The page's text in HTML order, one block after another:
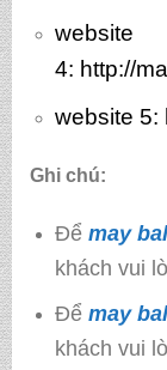
website
4: http://
website 5:
Ghi chú:
Để may
khách vui
Để may
khách vui